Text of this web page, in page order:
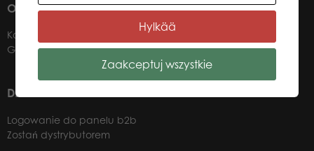
O NAS
Kontakt
Gdzie kupić?
DLA NASZYCH DYSTRYBUTORÓW
Logowanie do panelu b2b
Zostań dystrybutorem
Hylkää
Zaakceptuj wszystkie